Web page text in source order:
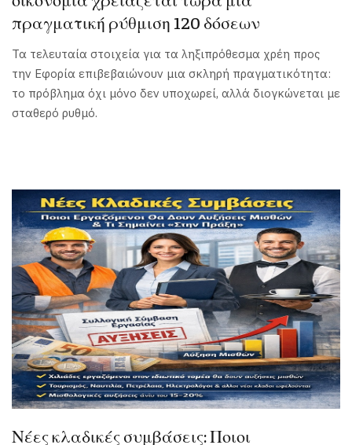
πραγματική ρύθμιση 120 δόσεων
Τα τελευταία στοιχεία για τα ληξιπρόθεσμα χρέη προς
την Εφορία επιβεβαιώνουν μια σκληρή πραγματικότητα:
το πρόβλημα όχι μόνο δεν υποχωρεί, αλλά διογκώνεται με
σταθερό ρυθμό.
Νέες κλαδικές συμβάσεις: Ποιοι